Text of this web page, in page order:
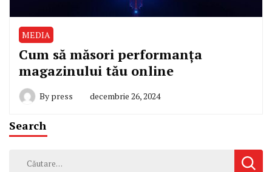
MEDIA
Cum să măsori performanța
magazinului tău online
By press decembrie 26, 2024
Search
Caută